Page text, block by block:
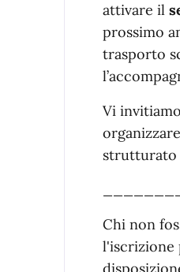
attivare il
prossimo
trasporto
Vi
Chi non
l'iscrizione